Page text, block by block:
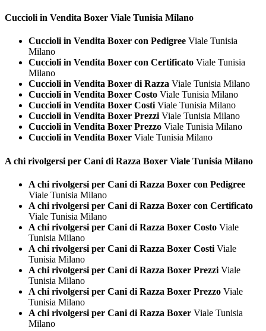
Cuccioli in Vendita Boxer Viale Tunisia Milano
Cuccioli in Vendita Boxer con Pedigree Viale Tunisia
Milano
Cuccioli in Vendita Boxer con Certificato Viale Tunisia
Milano
Cuccioli in Vendita Boxer di Razza Viale Tunisia Milano
Cuccioli in Vendita Boxer Costo Viale Tunisia Milano
Cuccioli in Vendita Boxer Costi Viale Tunisia Milano
Cuccioli in Vendita Boxer Prezzi Viale Tunisia Milano
Cuccioli in Vendita Boxer Prezzo Viale Tunisia Milano
Cuccioli in Vendita Boxer Viale Tunisia Milano
A chi rivolgersi per Cani di Razza Boxer Viale Tunisia Milano
A chi rivolgersi per Cani di Razza Boxer con Pedigree
Viale Tunisia Milano
A chi rivolgersi per Cani di Razza Boxer con Certificato
Viale Tunisia Milano
A chi rivolgersi per Cani di Razza Boxer Costo Viale
Tunisia Milano
A chi rivolgersi per Cani di Razza Boxer Costi Viale
Tunisia Milano
A chi rivolgersi per Cani di Razza Boxer Prezzi Viale
Tunisia Milano
A chi rivolgersi per Cani di Razza Boxer Prezzo Viale
Tunisia Milano
A chi rivolgersi per Cani di Razza Boxer Viale Tunisia
Milano